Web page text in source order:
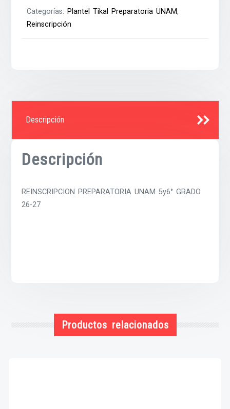
Categorías: Plantel Tikal Preparatoria UNAM,
Reinscripción
Descripción
Descripción
REINSCRIPCION PREPARATORIA UNAM 5y6° GRADO
26-27
Productos relacionados